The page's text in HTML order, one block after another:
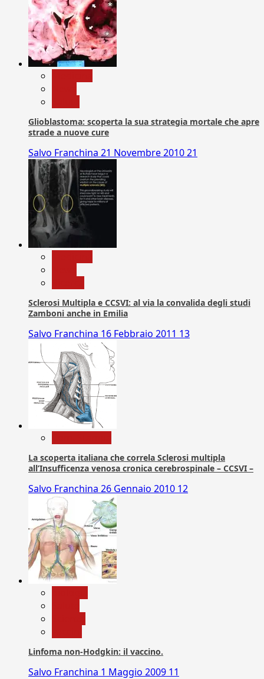
Glioblastoma: scoperta la sua strategia mortale che apre
strade a nuove cure
Salvo Franchina 21 Novembre 201021
Sclerosi Multipla e CCSVI: al via la convalida degli studi
Zamboni anche in Emilia
Salvo Franchina 16 Febbraio 2011 13
La scoperta italiana che correla Sclerosi multipla
all’Insufficenza venosa cronica cerebrospinale – CCSVI –
Salvo Franchina 26 Gennaio 2010 12
Linfoma non-Hodgkin: il vaccino.
Salvo Franchina 1 Maggio 2009 11